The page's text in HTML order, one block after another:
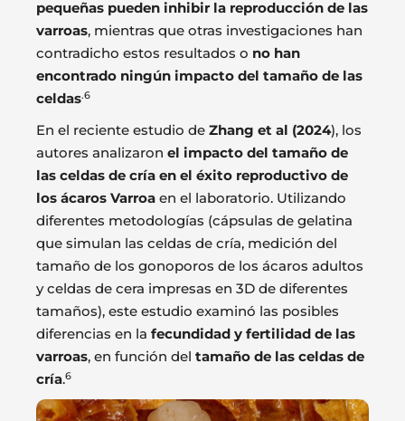
pequeñas pueden inhibir la reproducción de las
varroas, mientras que otras investigaciones han
contradicho estos resultados o no han
encontrado ningún impacto del tamaño de las
celdas.6
En el reciente estudio de Zhang et al (2024), los
autores analizaron el impacto del tamaño de
las celdas de cría en el éxito reproductivo de
los ácaros Varroa en el laboratorio. Utilizando
diferentes metodologías (cápsulas de gelatina
que simulan las celdas de cría, medición del
tamaño de los gonoporos de los ácaros adultos
y celdas de cera impresas en 3D de diferentes
tamaños), este estudio examinó las posibles
diferencias en la fecundidad y fertilidad de las
varroas, en función del tamaño de las celdas de
cría.6